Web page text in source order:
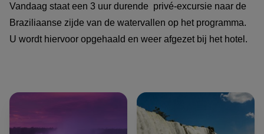
Vandaag staat een 3 uur durende privé-excursie naar de
Braziliaanse zijde van de watervallen op het programma.
U wordt hiervoor opgehaald en weer afgezet bij het hotel.